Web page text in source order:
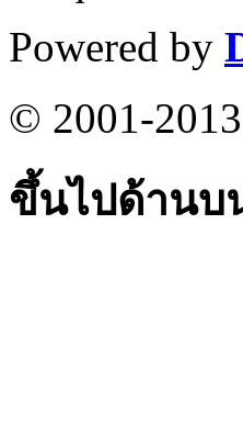
Powered by
© 2001-2013
ขึ้นไปด้านบ